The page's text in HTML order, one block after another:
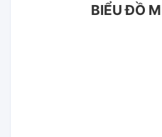
BIỂU ĐỒ